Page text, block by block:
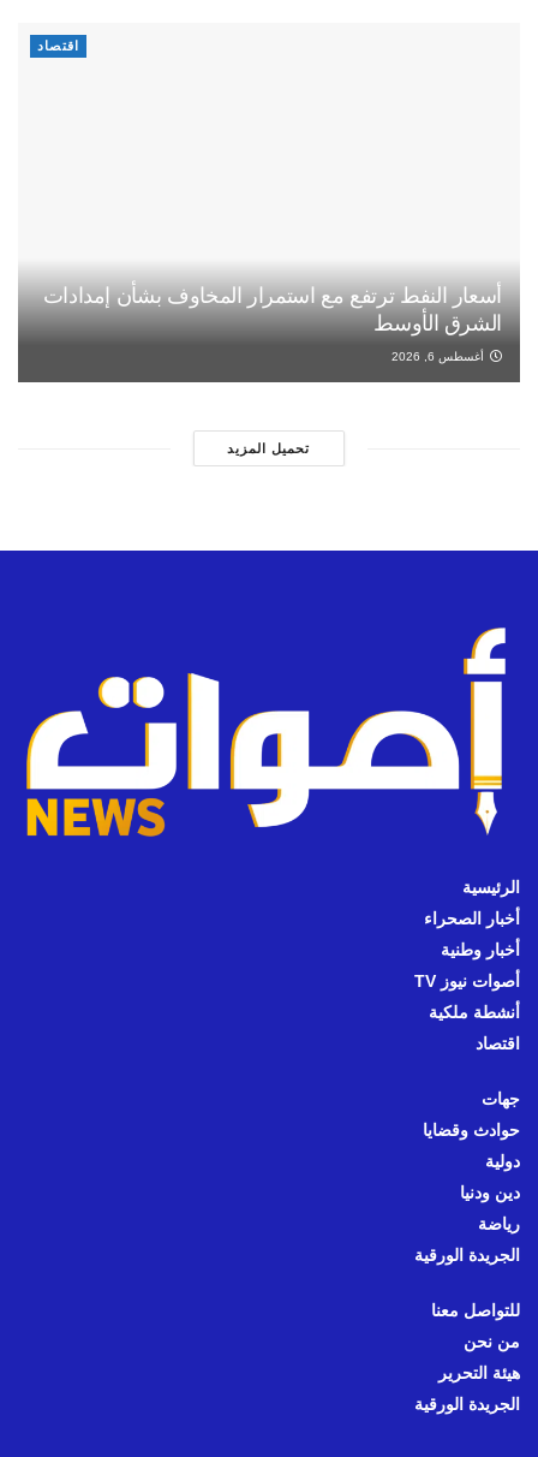
اقتصاد
أسعار النفط ترتفع مع استمرار المخاوف بشأن إمدادات
الشرق الأوسط
أغسطس 6, 2026
تحميل المزيد
الرئيسية
أخبار الصحراء
أخبار وطنية
أصوات نيوز TV
أنشطة ملكية
اقتصاد
جهات
حوادث وقضايا
دولية
دين ودنيا
رياضة
الجريدة الورقية
للتواصل معنا
من نحن
هيئة التحرير
الجريدة الورقية